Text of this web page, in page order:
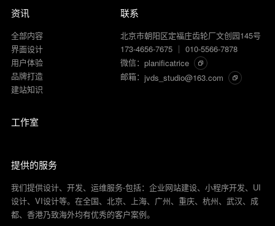
资讯
全部内容
界面设计
用户体验
品牌打造
建站知识
联系
北京市朝阳区定福庄齿轮厂文创园145号
173-4656-7675 ｜ 010-5566-7878
微信： planificatrice
邮箱： jvds_studio@163.com
工作室
提供的服务
我们提供设计、开发、运维服务-包括：企业网站建设、小程序开发、UI
设计、VI设计等。在全国、北京、上海、广州、重庆、杭州、武汉、成
都、香港乃致海外均有优秀的客户案例。